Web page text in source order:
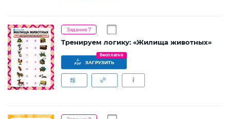
Задание 7
Тренируем логику: «Жилища животных»
ЗАГРУЗИТЬ
Бесплатно